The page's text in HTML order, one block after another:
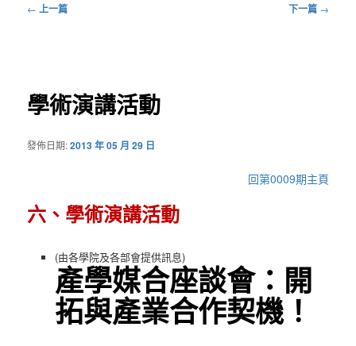
← 上一篇 下一篇 →
學術演講活動
發佈日期:2013 年 05 月 29 日
回第0009期主頁
六、學術演講活動
(由各學院及各部會提供訊息)
產學媒合座談會：開
拓與產業合作契機！